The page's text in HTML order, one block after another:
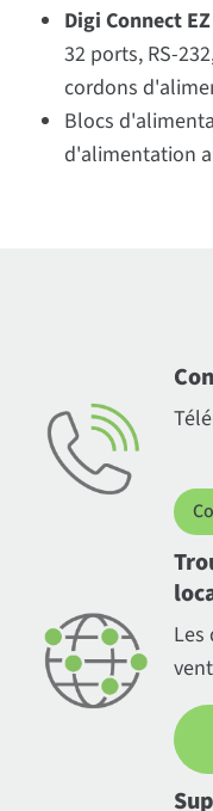
Digi Connect
32 ports, RS-
cordons
Blocs
d'alimentation
Les